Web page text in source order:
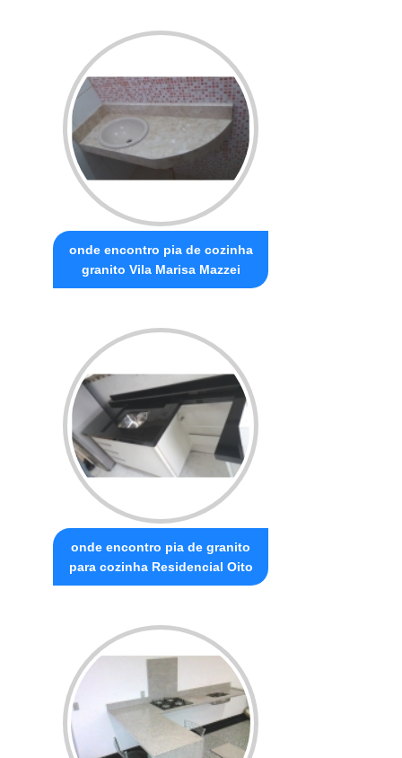
onde encontro pia de cozinha
granito Vila Marisa Mazzei
onde encontro pia de granito
para cozinha Residencial Oito